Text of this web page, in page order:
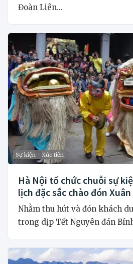
Đoàn Liên...
Sự kiện - Xúc tiến
Hà Nội tổ chức chuỗi sự
lịch đặc sắc chào đón
Nhằm thu hút và đón khách
trong dịp Tết Nguyên đán